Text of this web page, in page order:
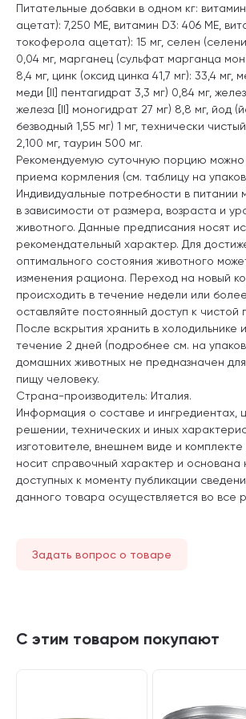
Питательные добавки в одном кг:
ацетат): 7,250 МЕ, витамин D3: 406 МЕ,
токоферола ацетат): 15 мг, селен
0,04 мг, марганец (сульфат марганца
8,4 мг, цинк (оксид цинка 41,7 мг): 33,4 мг,
меди [II] пентагидрат 3,3 мг) 0,84 мг,
железа [II] моногидрат 27 мг) 8,8 мг, йод
безводный 1,55 мг) 1 мг, технически
2,100 мг, таурин 500 мг.
Рекомендуемую суточную порцию можно
приема кормления (см. таблицу на
Индивидуальные потребности в питании
в зависимости от размера, возраста и
животного. Данные предписания носят
рекомендательный характер. Для
оптимального состояния животного
изменения рациона. Переход на новый
происходить в течение недели или
оставляйте постоянный доступ к чистой
После вскрытия хранить в холодильнике
течение 2 дней (подробнее см. на
домашних животных не предназначен
пищу человеку.
Страна-производитель: Италия.
Информация о составе и ингредиентах,
решении, технических и иных
изготовителе, внешнем виде и
носит справочный характер и основана
доступных к моменту публикации
данного товара осуществляется во все
Задать вопрос о товаре
С этим товаром покупают